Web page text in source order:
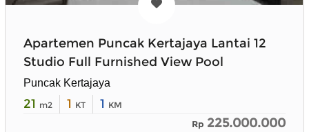
Apartemen Puncak Kertajaya Lantai 12
Studio Full Furnished View Pool
Puncak Kertajaya
21 m2 1 KT 1 KM
Rp 225.000.000